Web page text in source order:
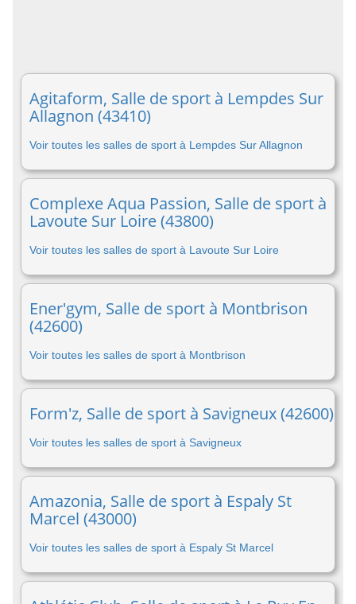
Agitaform, Salle de sport à Lempdes Sur
Allagnon (43410)
Voir toutes les salles de sport à Lempdes Sur Allagnon
Complexe Aqua Passion, Salle de sport à
Lavoute Sur Loire (43800)
Voir toutes les salles de sport à Lavoute Sur Loire
Ener'gym, Salle de sport à Montbrison
(42600)
Voir toutes les salles de sport à Montbrison
Form'z, Salle de sport à Savigneux (42600)
Voir toutes les salles de sport à Savigneux
Amazonia, Salle de sport à Espaly St
Marcel (43000)
Voir toutes les salles de sport à Espaly St Marcel